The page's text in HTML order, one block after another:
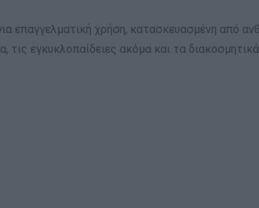
επαγγελματική χρήση, κατασκευασμένη από
τις εγκυκλοπαίδειες ακόμα και τα